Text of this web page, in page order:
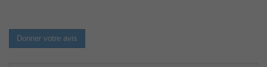
Donner votre avis